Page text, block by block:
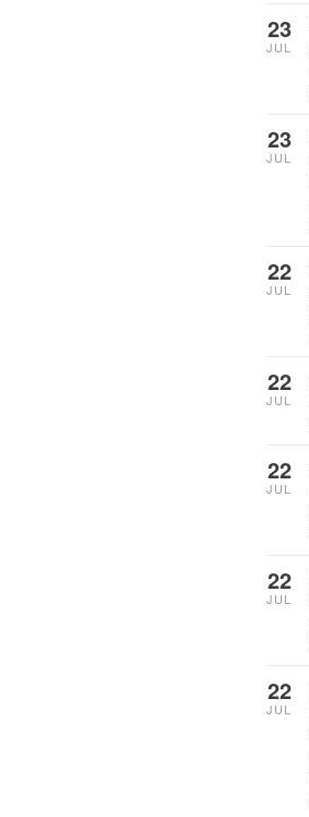
23
JUL
23
JUL
22
JUL
22
JUL
22
JUL
22
JUL
22
JUL